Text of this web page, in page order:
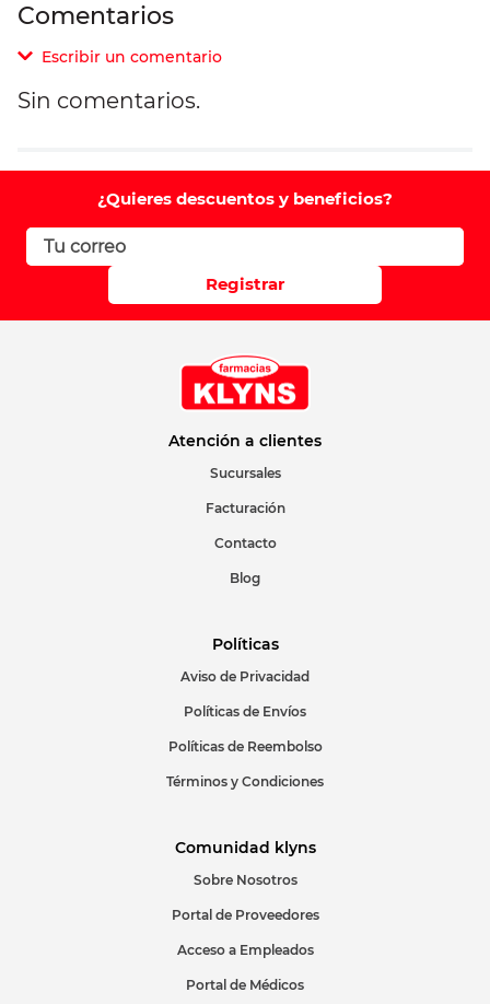
Comentarios
Escribir un comentario
Comentario
Califique el producto de 1 a 5 estrellas
Correo electrónico
ENVIAR COMENTARIO
Sin comentarios.
¿Quieres descuentos y beneficios?
Registrar
Atención a clientes
Sucursales
Facturación
Contacto
Blog
Políticas
Aviso de Privacidad
Políticas de Envíos
Políticas de Reembolso
Términos y Condiciones
Comunidad klyns
Sobre Nosotros
Portal de Proveedores
Acceso a Empleados
Portal de Médicos